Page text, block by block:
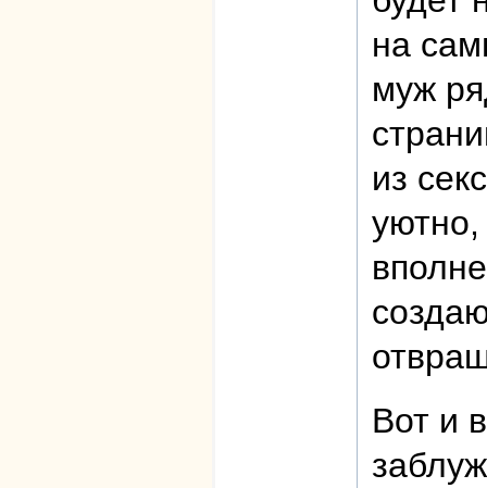
на
муж
из
уютно,
Вот и